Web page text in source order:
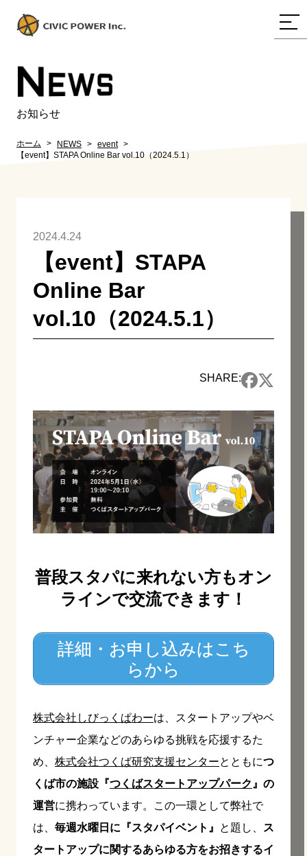
NEWS
お知らせ
ホーム NEWS
event
【event】STAPA Online Bar vol.10（2024.5.1）
2024.4.24
【event】STAPA
Online Bar
vol.10（2024.5.1）
SHARE:
普段スタパに来れない方もオン
ラインで交流できます！
詳細・お申し込みはこち
らから
株式会社しびっくぱわーは、スタートアップやベ
ンチャー企業などのあらゆる挑戦を応援するた
め、 株式会社つくば研究支援センターとともにつ
くば市の施設『つくばスタートアップパーク 』の
運営に携わっています。この一環として弊社で
は、 毎週水曜日に『スタパイベント』 と題し、
ス
タートアップに関するあらゆる方をお招きするイ